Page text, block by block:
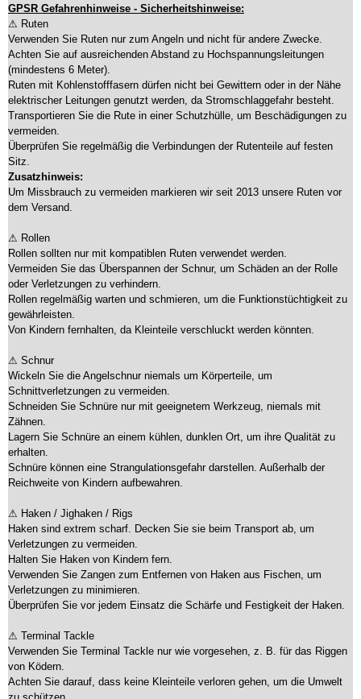
GPSR Gefahrenhinweise - Sicherheitshinweise:
⚠ Ruten
Verwenden Sie Ruten nur zum Angeln und nicht für andere Zwecke.
Achten Sie auf ausreichenden Abstand zu Hochspannungsleitungen
(mindestens 6 Meter).
Ruten mit Kohlenstofffasern dürfen nicht bei Gewittern oder in der Nähe
elektrischer Leitungen genutzt werden, da Stromschlaggefahr besteht.
Transportieren Sie die Rute in einer Schutzhülle, um Beschädigungen zu
vermeiden.
Überprüfen Sie regelmäßig die Verbindungen der Rutenteile auf festen
Sitz.
Zusatzhinweis:
Um Missbrauch zu vermeiden markieren wir seit 2013 unsere Ruten vor
dem Versand.
⚠ Rollen
Rollen sollten nur mit kompatiblen Ruten verwendet werden.
Vermeiden Sie das Überspannen der Schnur, um Schäden an der Rolle
oder Verletzungen zu verhindern.
Rollen regelmäßig warten und schmieren, um die Funktionstüchtigkeit zu
gewährleisten.
Von Kindern fernhalten, da Kleinteile verschluckt werden könnten.
⚠ Schnur
Wickeln Sie die Angelschnur niemals um Körperteile, um
Schnittverletzungen zu vermeiden.
Schneiden Sie Schnüre nur mit geeignetem Werkzeug, niemals mit
Zähnen.
Lagern Sie Schnüre an einem kühlen, dunklen Ort, um ihre Qualität zu
erhalten.
Schnüre können eine Strangulationsgefahr darstellen. Außerhalb der
Reichweite von Kindern aufbewahren.
⚠ Haken / Jighaken / Rigs
Haken sind extrem scharf. Decken Sie sie beim Transport ab, um
Verletzungen zu vermeiden.
Halten Sie Haken von Kindern fern.
Verwenden Sie Zangen zum Entfernen von Haken aus Fischen, um
Verletzungen zu minimieren.
Überprüfen Sie vor jedem Einsatz die Schärfe und Festigkeit der Haken.
⚠ Terminal Tackle
Verwenden Sie Terminal Tackle nur wie vorgesehen, z. B. für das Riggen
von Ködern.
Achten Sie darauf, dass keine Kleinteile verloren gehen, um die Umwelt